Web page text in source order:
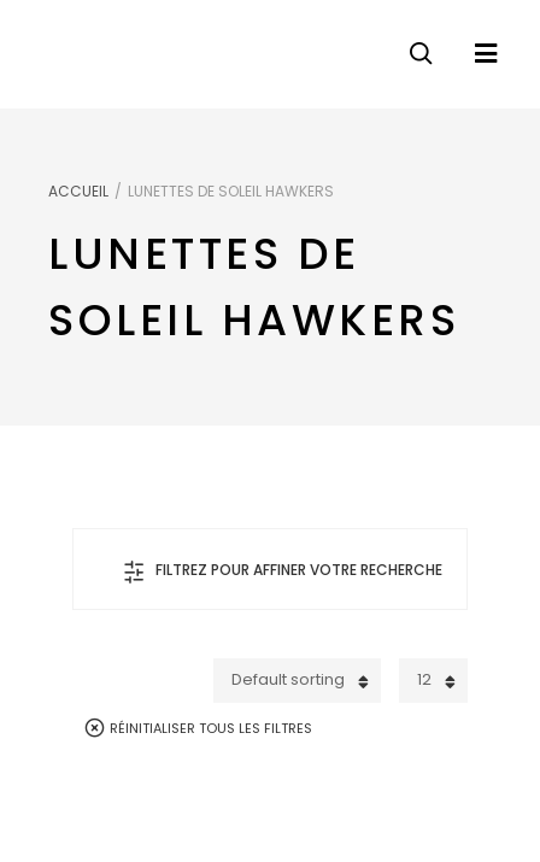
ACCUEIL / LUNETTES DE SOLEIL HAWKERS
LUNETTES DE
SOLEIL HAWKERS
FILTREZ POUR AFFINER VOTRE RECHERCHE
12
Default sorting
RÉINITIALISER TOUS LES FILTRES